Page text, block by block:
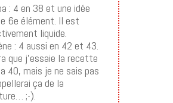
: 4 en 38 et une idée
6e élément. Il est
liquide.
: 4 aussi en 42 et 43.
que j’essaie la recette
40, mais je ne sais pas
ça de la
;-).